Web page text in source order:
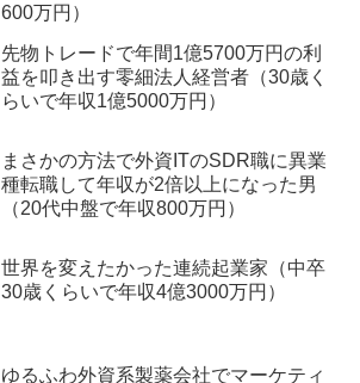
600万円）
先物トレードで年間1億5700万円の利
益を叩き出す零細法人経営者（30歳く
らいで年収1億5000万円）
まさかの方法で外資ITのSDR職に異業
種転職して年収が2倍以上になった男
（20代中盤で年収800万円）
世界を変えたかった連続起業家（中卒
30歳くらいで年収4億3000万円）
ゆるふわ外資系製薬会社でマーケティ